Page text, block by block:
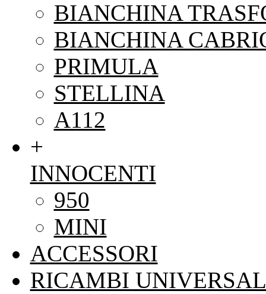
BIANCHINA
BIANCHINA
PRIMULA
STELLINA
A112
+
INNOCENTI
950
MINI
ACCESSORI
RICAMBI